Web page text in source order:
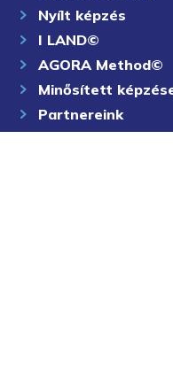
Nyílt képzés
I LAND©
AGORA Method©
Minősített
Partnereink